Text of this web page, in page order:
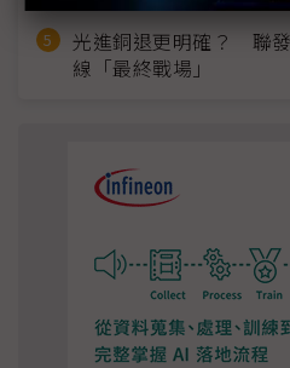
光進銅退更明確？ 聯
線「最終戰場」